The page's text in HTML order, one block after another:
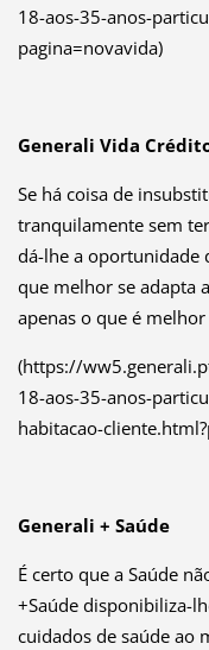
18-aos-35-anos-
pagina=novavida)
Generali Vida
Se há coisa de
tranquilamente sem
dá-lhe a oportunidade
que melhor se adapta
apenas o que é melhor
(https://
18-aos-35-anos-
habitacao-
Generali + Saúde
É certo que a Saúde
+Saúde disponibiliza-
cuidados de saúde ao